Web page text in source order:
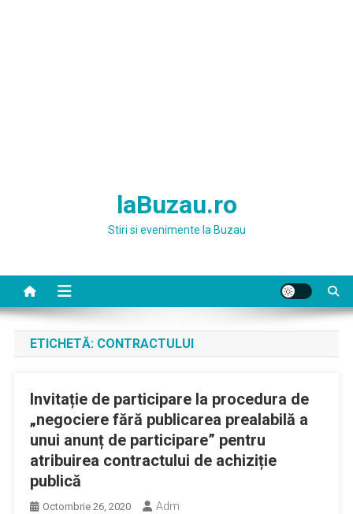
laBuzau.ro
Stiri si evenimente la Buzau
ETICHETĂ: CONTRACTULUI
Invitație de participare la procedura de
„negociere fără publicarea prealabilă a
unui anunț de participare” pentru
atribuirea contractului de achiziție
publică
Octombrie 26, 2020 Adm